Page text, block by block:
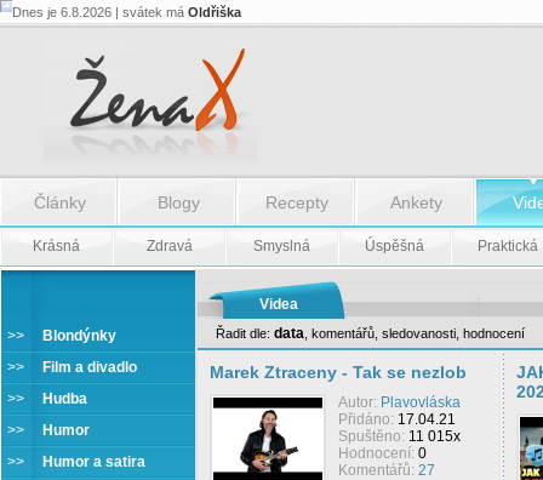
Dnes je 6.8.2026 | svátek má Oldřiška
Články Blogy Recepty Ankety
Krásná Zdravá Smyslná Úspěšná Praktická
>>
Blondýnky
>>
Film a divadlo
>>
Hudba
>>
Humor
>>
Humor a satira
Videa
Řadit dle: data komentářů sledovanosti hodnocení
Marek Ztraceny - Tak se nezlob
Autor: Plavovláska
Přidáno: 17.04.21
Spuštěno: 11 015x
Hodnocení: 0
Komentářů: 27